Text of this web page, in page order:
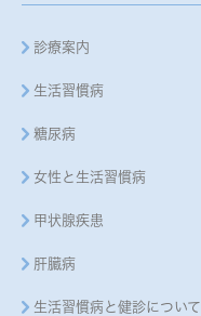
診療案内
生活習慣病
糖尿病
女性と生活習慣病
甲状腺疾患
肝臓病
生活習慣病と健診について